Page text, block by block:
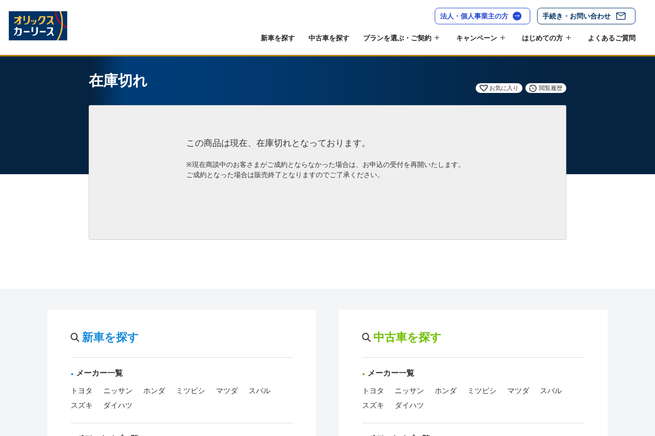
法人・個人事業主の方 手続き・お問い合わせ
新車を探す 中古車を探す プランを選ぶ・ご契約 キャンペーン はじめての方 よくあるご質問
在庫切れ お気に入り 閲覧履歴
この商品は現在、在庫切れとなっております。
※現在商談中のお客さまがご成約とならなかった場合は、お申込の受付を再開いたします。
ご成約となった場合は販売終了となりますのでご了承ください。
新車を探す
メーカー一覧
トヨタ ニッサン ホンダ ミツビシ マツダ
スバル
スズキ
ダイハツ
中古車を探す
メーカー一覧
トヨタ ニッサン ホンダ ミツビシ マツダ
スバル
スズキ
ダイハツ